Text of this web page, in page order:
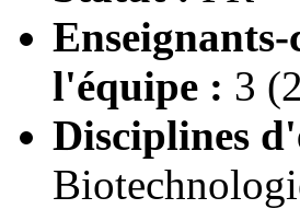
l'équipe : 3
Disciplines